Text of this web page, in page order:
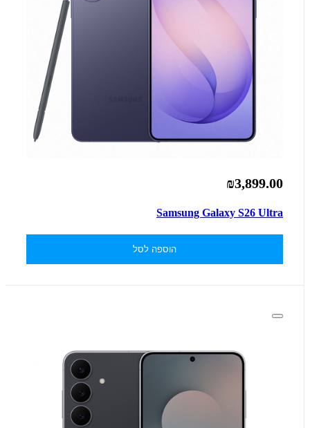
₪3,899.00
Samsung Galaxy S26 Ultra
הוספה לסל